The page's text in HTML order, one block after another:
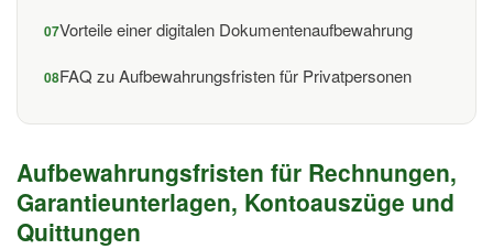
Vorteile einer digitalen Dokumentenaufbewahrung
FAQ zu Aufbewahrungsfristen für Privatpersonen
Aufbewahrungsfristen für Rechnungen,
Garantieunterlagen, Kontoauszüge und
Quittungen